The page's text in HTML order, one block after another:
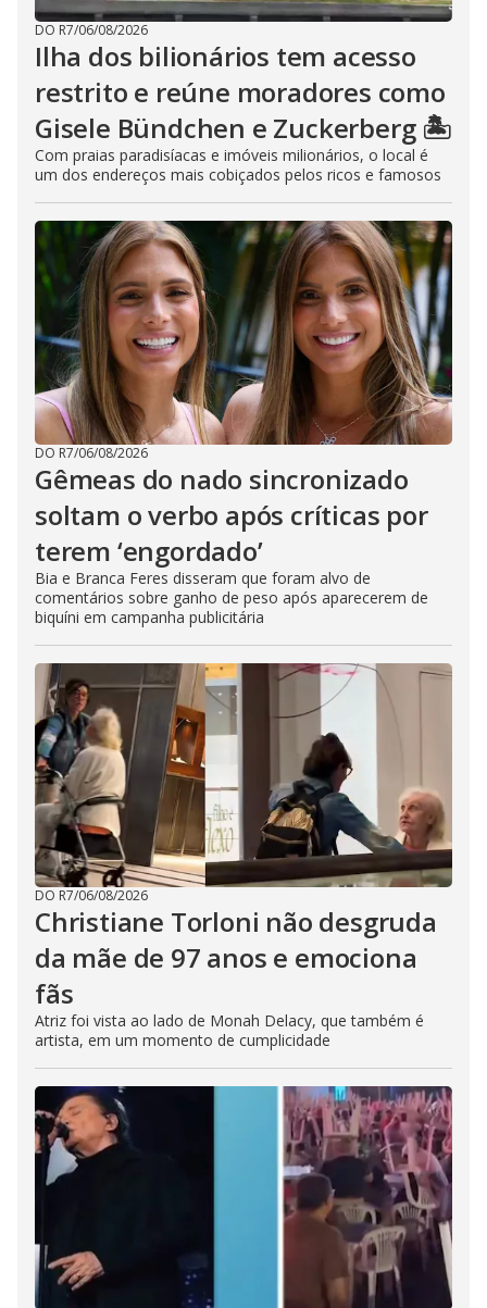
DO R7/06/08/2026
Ilha dos bilionários tem acesso
restrito e reúne moradores como
Gisele Bündchen e Zuckerberg 🏝️
Com praias paradisíacas e imóveis milionários, o local é
um dos endereços mais cobiçados pelos ricos e famosos
DO R7/06/08/2026
Gêmeas do nado sincronizado
soltam o verbo após críticas por
terem ‘engordado’
Bia e Branca Feres disseram que foram alvo de
comentários sobre ganho de peso após aparecerem de
biquíni em campanha publicitária
DO R7/06/08/2026
Christiane Torloni não desgruda
da mãe de 97 anos e emociona
fãs
Atriz foi vista ao lado de Monah Delacy, que também é
artista, em um momento de cumplicidade